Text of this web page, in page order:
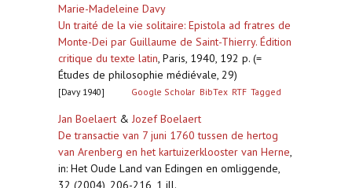
Marie-Madeleine Davy
Un traité de la vie solitaire: Epistola ad fratres de
Monte-Dei par Guillaume de Saint-Thierry. Édition
critique du texte latin, Paris, 1940, 192 p. (=
Études de philosophie médiévale, 29)
[Davy 1940] Google Scholar BibTex RTF Tagged
Jan Boelaert & Jozef Boelaert
De transactie van 7 juni 1760 tussen de hertog
van Arenberg en het kartuizerklooster van Herne,
in: Het Oude Land van Edingen en omliggende,
32 (2004), 206-216, 1 ill.